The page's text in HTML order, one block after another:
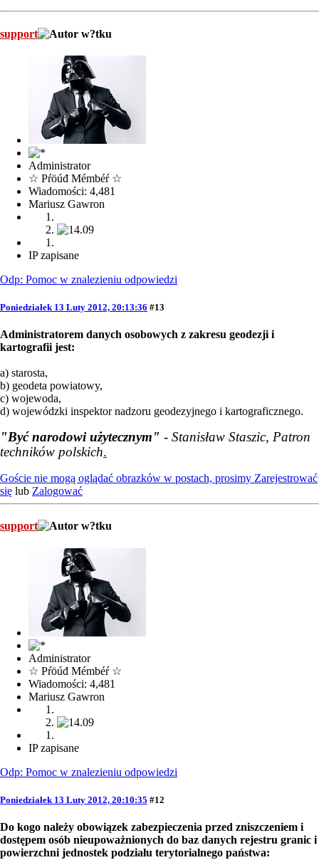
support
Administrator
☆ Pŕöúđ Mémbéŕ ☆
Wiadomości: 4,481
Mariusz Gawron
IP zapisane
Odp: Pomoc w znalezieniu odpowiedzi
Poniedziałek 13 Luty 2012, 20:13:36 #13
Administratorem danych osobowych z zakresu geodezji i
kartografii jest:
a) starosta,
b) geodeta powiatowy,
c) wojewoda,
d) wojewódzki inspektor nadzoru geodezyjnego i kartograficznego.
"Być narodowi użytecznym" - Stanisław Staszic, Patron
techników polskich.
Goście nie mogą oglądać obrazków w postach, prosimy Zarejestrować
się lub Zalogować
support
Administrator
☆ Pŕöúđ Mémbéŕ ☆
Wiadomości: 4,481
Mariusz Gawron
IP zapisane
Odp: Pomoc w znalezieniu odpowiedzi
Poniedziałek 13 Luty 2012, 20:10:35 #12
Do kogo należy obowiązek zabezpieczenia przed zniszczeniem i
dostępem osób nieupoważnionych do baz danych rejestru granic i
powierzchni jednostek podziału terytorialnego państwa: